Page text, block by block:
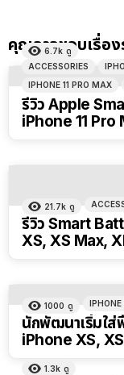
คุณอาจชอบเรื่อง
6.7k ดู
ACCESSORIES
IPHONE 11 PRO MAX
รีวิว Apple
iPhone 11 Pro
21.7k ดู
รีวิว Smart
XS, XS Max,
1000 ดู IPHONE
นักพัฒนาเริ่มใส่
iPhone XS,
1.3k ดู